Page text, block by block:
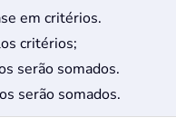
em critérios.
critérios;
serão somados.
serão somados.